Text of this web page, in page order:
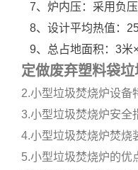
7、炉内压：采用负
8、设计平均热值：
9、总占地面积：3米
定做废弃塑料袋
2.小型垃圾焚烧炉设备
3.小型垃圾焚烧炉安全
4.小型垃圾焚烧炉焚烧
5.小型垃圾焚烧炉的优